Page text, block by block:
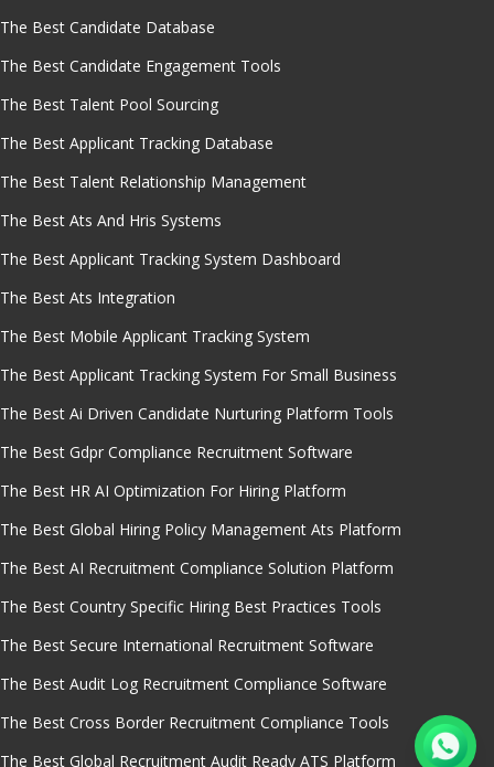
The Best Candidate Database
The Best Candidate Engagement Tools
The Best Talent Pool Sourcing
The Best Applicant Tracking Database
The Best Talent Relationship Management
The Best Ats And Hris Systems
The Best Applicant Tracking System Dashboard
The Best Ats Integration
The Best Mobile Applicant Tracking System
The Best Applicant Tracking System For Small Business
The Best Ai Driven Candidate Nurturing Platform Tools
The Best Gdpr Compliance Recruitment Software
The Best HR AI Optimization For Hiring Platform
The Best Global Hiring Policy Management Ats Platform
The Best AI Recruitment Compliance Solution Platform
The Best Country Specific Hiring Best Practices Tools
The Best Secure International Recruitment Software
The Best Audit Log Recruitment Compliance Software
The Best Cross Border Recruitment Compliance Tools
The Best Global Recruitment Audit Ready ATS Platform